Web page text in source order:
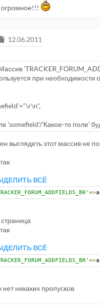
Сообщение
12.06.2011
при необходимости
'somefield'/'Какое-то поле'
выглядеть этот массив не
ВСЁ
=>
ВСЁ
=>
нет никаких пропусков